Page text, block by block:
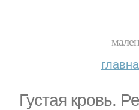
Густая кровь.